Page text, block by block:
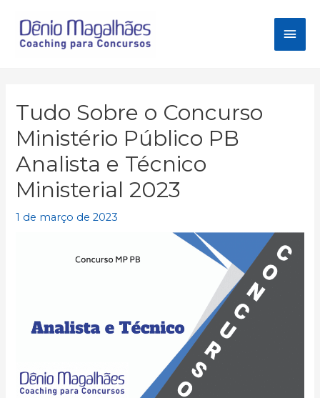
para
Tudo Sobre o Concurso
Ministério Público PB
Analista e Técnico
Ministerial 2023
1 de março de 2023